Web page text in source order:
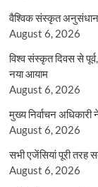
वैश्विक संस्कृत अनुसंधान
August 6, 2026
विश्व संस्कृत दिवस से
नया आयाम
August 6, 2026
मुख्य निर्वाचन
August 6, 2026
सभी एजेंसियां पूरी तरह
August 6, 2026